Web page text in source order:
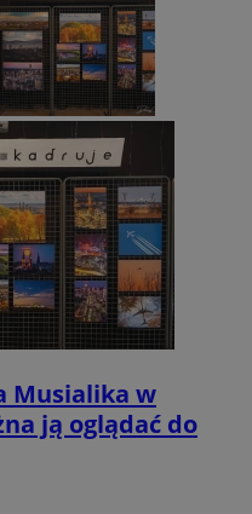
Musialika w
ją oglądać do